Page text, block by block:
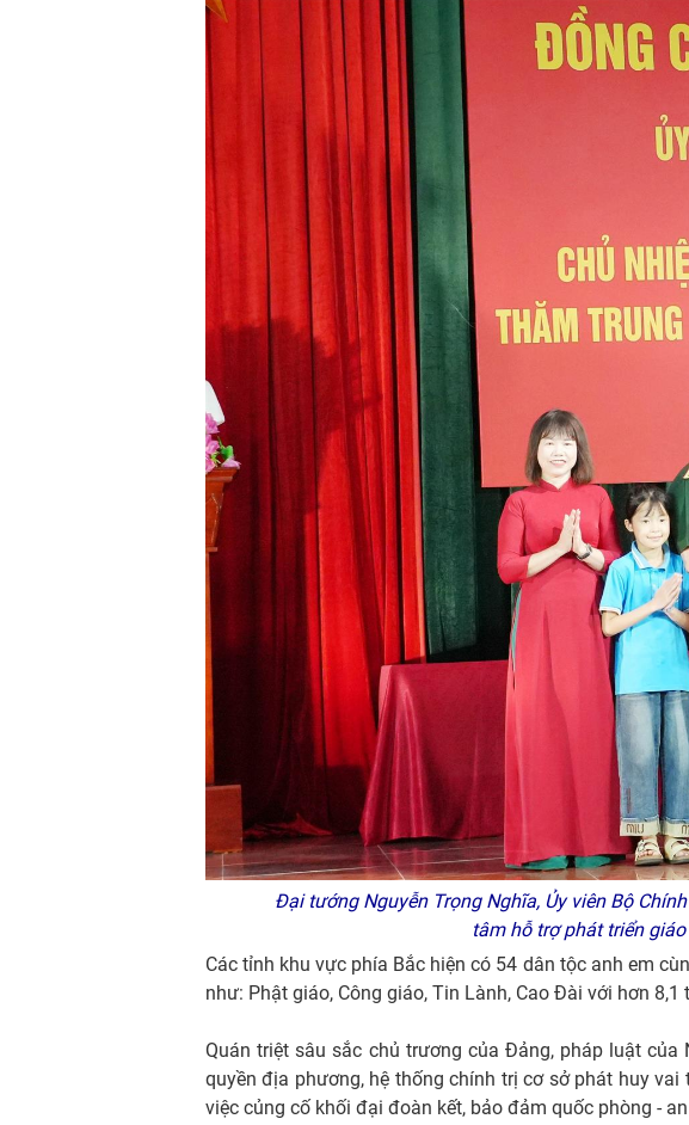
Đại tướng Nguyễn Trọng Nghĩa, Ủy viên Bộ
tâm hỗ trợ phát triển
Các tỉnh khu vực phía Bắc hiện có 54 dân tộc anh em
như: Phật giáo, Công giáo, Tin Lành, Cao Đài với hơn
Quán triệt sâu sắc chủ trương của Đảng, pháp luật
quyền địa phương, hệ thống chính trị cơ sở phát huy
việc củng cố khối đại đoàn kết, bảo đảm quốc phòng -